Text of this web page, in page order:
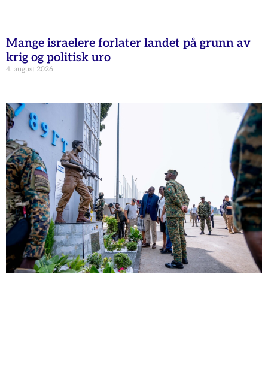
Mange israelere forlater landet på grunn av
krig og politisk uro
4. august 2026